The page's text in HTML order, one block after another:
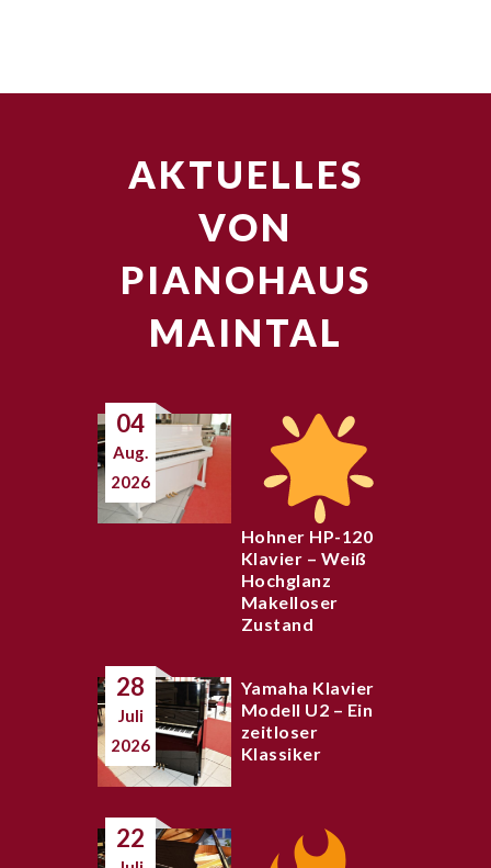
AKTUELLES
VON
PIANOHAUS
MAINTAL
04
Aug.
2026
Hohner HP-120
Klavier – Weiß
Hochglanz
Makelloser
Zustand
28
Juli
2026
Yamaha Klavier
Modell U2 – Ein
zeitloser
Klassiker
22